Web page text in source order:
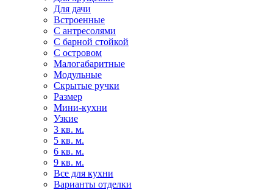
Для дачи
Встроенные
С антресолями
С барной стойкой
С островом
Малогабаритные
Модульные
Скрытые ручки
Размер
Мини-кухни
Узкие
3 кв. м.
5 кв. м.
6 кв. м.
9 кв. м.
Все для кухни
Варианты отделки